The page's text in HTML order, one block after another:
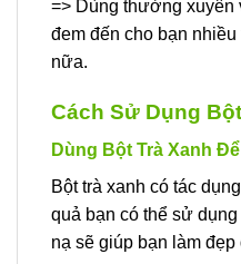
=> Dùng thường xuyên
đem đến cho bạn
nữa.
Cách Sử Dụng
Dùng Bột Trà Xanh
Bột trà xanh có tác
quả bạn có thể sử
nạ sẽ giúp bạn làm